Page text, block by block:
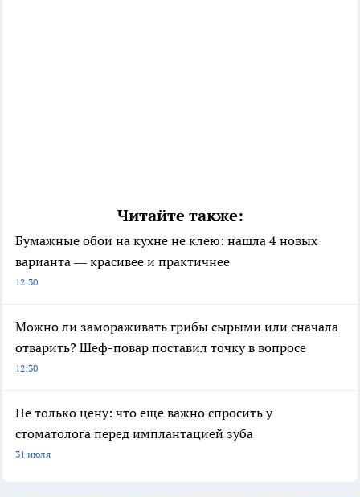
Читайте также:
Бумажные обои на кухне не клею: нашла 4 новых
варианта — красивее и практичнее
12:30
Можно ли замораживать грибы сырыми или сначала
отварить? Шеф-повар поставил точку в вопросе
12:30
Не только цену: что еще важно спросить у
стоматолога перед имплантацией зуба
31 июля